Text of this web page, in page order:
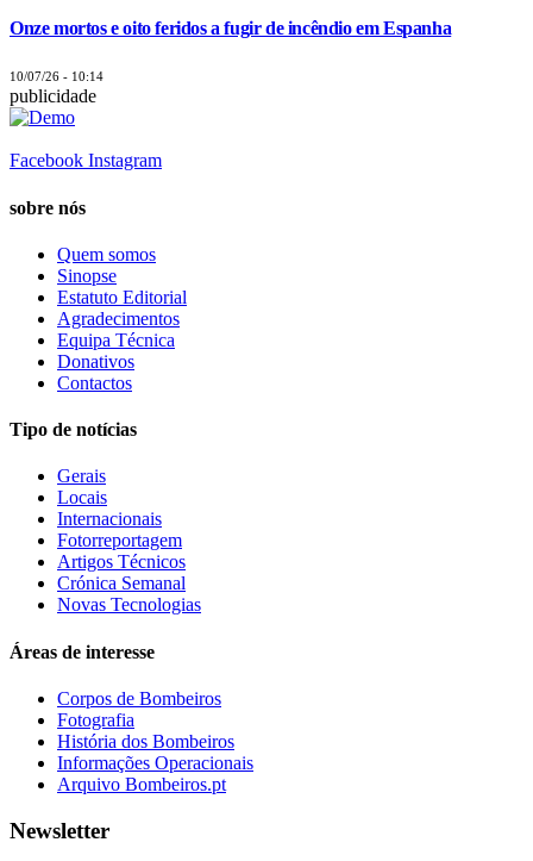
Onze mortos e oito feridos a fugir de incêndio em Espanha
10/07/26 - 10:14
publicidade
Facebook Instagram
sobre nós
Quem somos
Sinopse
Estatuto Editorial
Agradecimentos
Equipa Técnica
Donativos
Contactos
Tipo de notícias
Gerais
Locais
Internacionais
Fotorreportagem
Artigos Técnicos
Crónica Semanal
Novas Tecnologias
Áreas de interesse
Corpos de Bombeiros
Fotografia
História dos Bombeiros
Informações Operacionais
Arquivo Bombeiros.pt
Newsletter